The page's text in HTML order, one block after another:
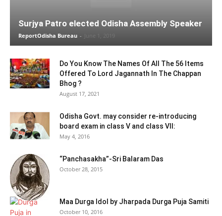
Surjya Patro elected Odisha Assembly Speaker
ReportOdisha Bureau - June 1, 2019
Do You Know The Names Of All The 56 Items
Offered To Lord Jagannath In The Chappan
Bhog ?
August 17, 2021
Odisha Govt. may consider re-introducing
board exam in class V and class VII:
May 4, 2016
“Panchasakha”-Sri Balaram Das
October 28, 2015
Maa Durga Idol by Jharpada Durga Puja Samiti
October 10, 2016